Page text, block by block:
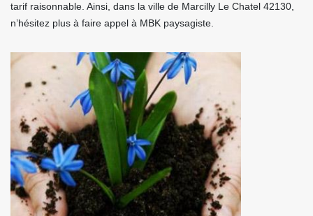
tarif raisonnable. Ainsi, dans la ville de Marcilly Le Chatel 42130,
n’hésitez plus à faire appel à MBK paysagiste.